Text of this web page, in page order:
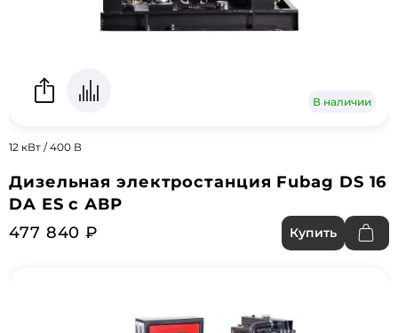
В наличии
12 кВт / 400 В
Дизельная электростанция Fubag DS 16
DA ES с АВР
477 840 ₽
Купить